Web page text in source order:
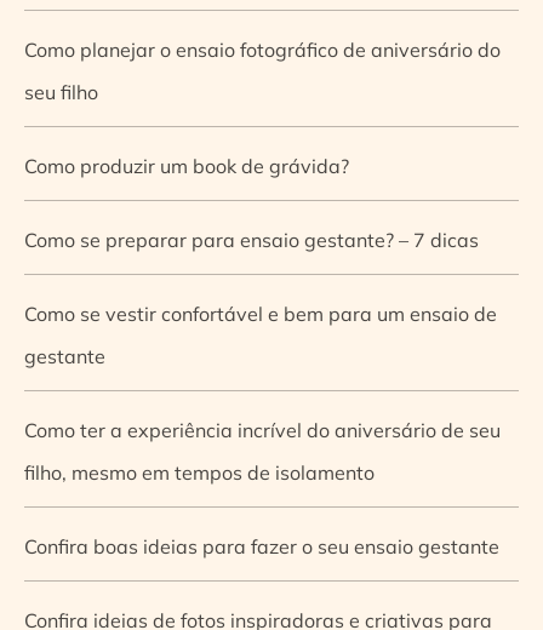
Como planejar o ensaio fotográfico de aniversário do
seu filho
Como produzir um book de grávida?
Como se preparar para ensaio gestante? – 7 dicas
Como se vestir confortável e bem para um ensaio de
gestante
Como ter a experiência incrível do aniversário de seu
filho, mesmo em tempos de isolamento
Confira boas ideias para fazer o seu ensaio gestante
Confira ideias de fotos inspiradoras e criativas para